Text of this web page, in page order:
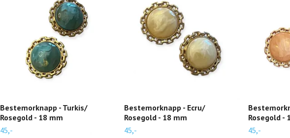
Bestemorknapp - Turkis/
Rosegold - 18 mm
45,-
Bestemorknapp - Ecru/
Rosegold - 18 mm
45,-
Rosegold -
45,-